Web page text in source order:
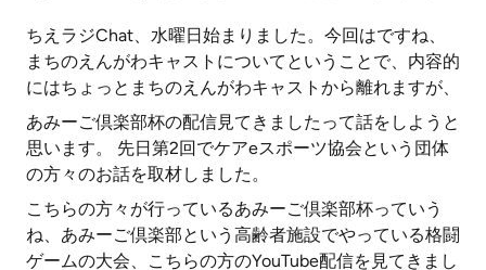
ちえラジChat、水曜日始まりました。今回はですね、
まちのえんがわキャストについてということで、内容的
にはちょっとまちのえんがわキャストから離れますが、
あみーご倶楽部杯の配信見てきましたって話をしようと
思います。 先日第2回でケアeスポーツ協会という団体
の方々のお話を取材しました。
こちらの方々が行っているあみーご倶楽部杯っていう
ね、あみーご倶楽部という高齢者施設でやっている格闘
ゲームの大会、こちらの方のYouTube配信を見てきまし